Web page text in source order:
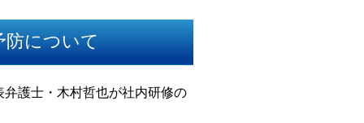
防について
護士・木村哲也が社内研修の